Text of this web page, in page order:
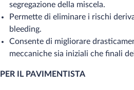
segregazione della miscela.
Permette di eliminare i rischi
bleeding.
Consente di migliorare
meccaniche sia iniziali che finali
PER IL PAVIMENTISTA